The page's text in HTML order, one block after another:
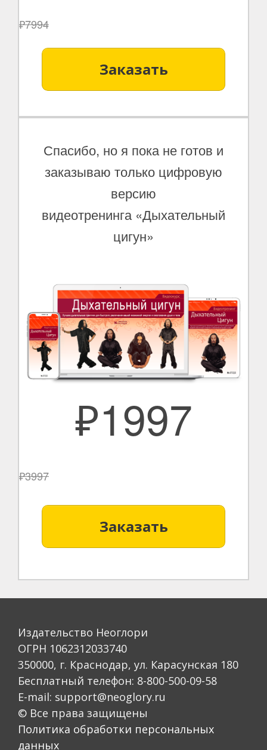
₽7994
Заказать
Спасибо, но я пока не готов и
заказываю только цифровую
версию
видеотренинга «Дыхательный
цигун»
₽1997
₽3997
Заказать
Издательство Неоглори
ОГРН 1062312033740
350000, г. Краснодар, ул. Карасунская 180
Бесплатный телефон: 8-800-500-09-58
E-mail: support@neoglory.ru
© Все права защищены
Политика обработки персональных
данных